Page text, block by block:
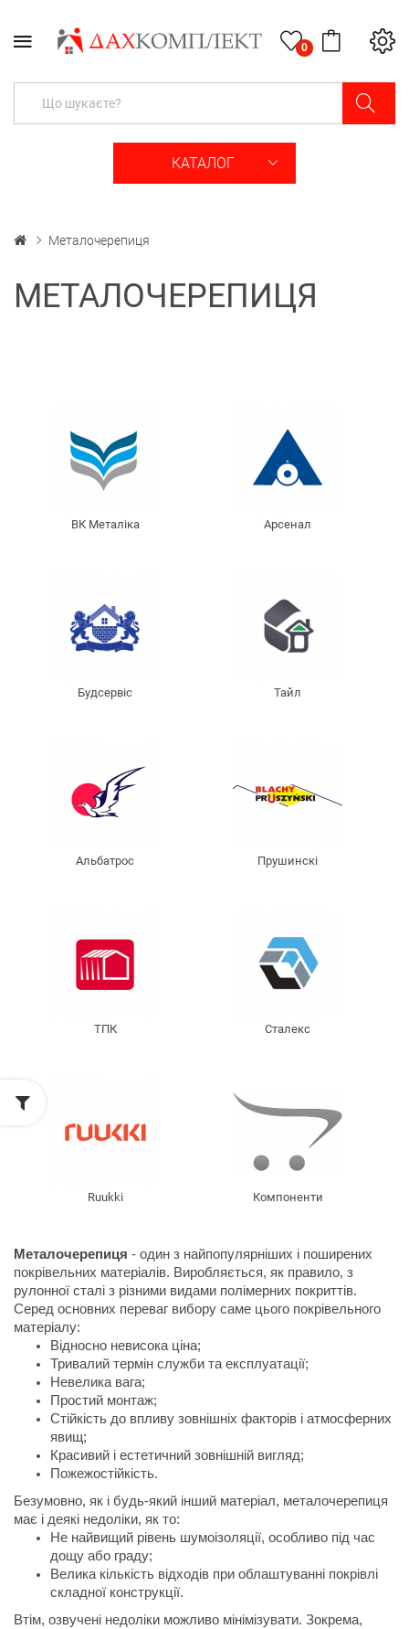
0
КАТАЛОГ
Металочерепиця
МЕТАЛОЧЕРЕПИЦЯ
ВК Металіка Арсенал
Будсервіс Тайл
Альбатрос Прушинскі
ТПК Сталекс
Ruukki Компоненти
Металочерепиця - один з найпопулярніших і поширених
покрівельних матеріалів. Виробляється, як правило, з
рулонної сталі з різними видами полімерних покриттів.
Серед основних переваг вибору саме цього покрівельного
матеріалу:
Стійкість до впливу зовнішніх факторів і атмосферних
Пожежостійкість.
Безумовно, як і будь-який інший матеріал, металочерепиця
має і деякі недоліки, як то:
Не найвищий рівень шумоізоляції, особливо під час
Велика кількість відходів при облаштуванні покрівлі
Втім, озвучені недоліки можливо мінімізувати. Зокрема,